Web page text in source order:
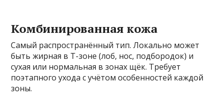
Комбинированная кожа
Самый распространённый тип. Локально может
быть жирная в Т-зоне (лоб, нос, подбородок) и
сухая или нормальная в зонах щёк. Требует
поэтапного ухода с учётом особенностей каждой
зоны.